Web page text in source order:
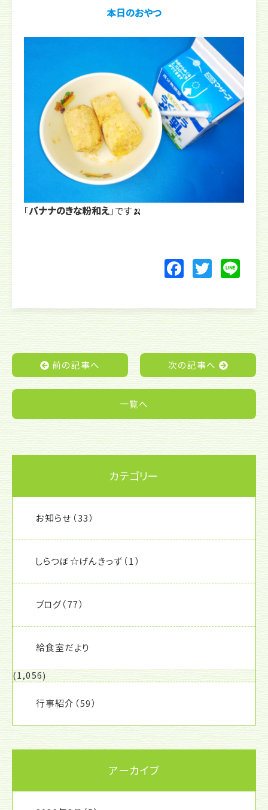
本日のおやつ
「バナナのきな粉和え」です🍌
F
c
e
b
o
o
T
itt
er
Li
e
前の記事へ 次の記事へ
一覧へ
カテゴリー
お知らせ （33）
しらつぼ☆げんきっず （1）
ブログ（77）
給食室だより
(1,056)
行事紹介 （59）
アーカイブ